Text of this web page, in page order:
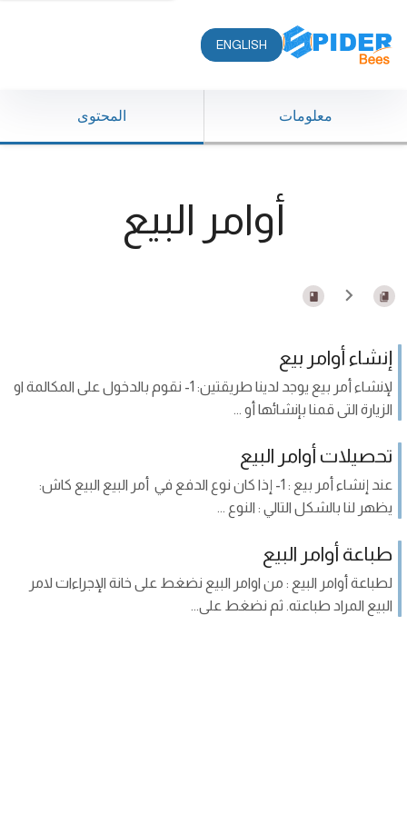
ENGLISH
معلومات المحتوى
أوامر البيع
إنشاء أوامر بيع
لإنشاء أمر بيع يوجد لدينا طريقتين: 1- نقوم بالدخول على المكالمة او
الزيارة التى قمنا بإنشائها أو ...
تحصيلات أوامر البيع
عند إنشاء أمر بيع : 1- إذا كان نوع الدفع في أمر البيع البيع كاش:
يظهر لنا بالشكل التالي : النوع ...
طباعة أوامر البيع
لطباعة أوامر البيع : من اوامر البيع نضغط على خانة الإجراءات لامر
البيع المراد طباعته. ثم نضغط على...